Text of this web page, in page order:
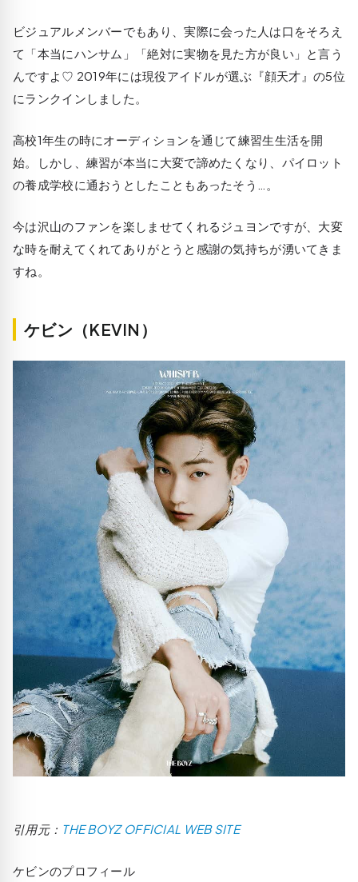
ビジュアルメンバーでもあり、実際に会った人は口をそろえ
て「本当にハンサム」「絶対に実物を見た方が良い」と言う
んですよ♡ 2019年には現役アイドルが選ぶ『顔天才』の5位
にランクインしました。
高校1年生の時にオーディションを通じて練習生生活を開
始。しかし、練習が本当に大変で諦めたくなり、パイロット
の養成学校に通おうとしたこともあったそう…。
今は沢山のファンを楽しませてくれるジュヨンですが、大変
な時を耐えてくれてありがとうと感謝の気持ちが湧いてきま
すね。
ケビン（KEVIN）
引用元： THE BOYZ OFFICIAL WEB SITE
ケビンのプロフィール